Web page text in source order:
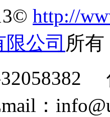
http://
公司 所
32058382
：